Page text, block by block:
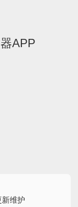
APP
新维护